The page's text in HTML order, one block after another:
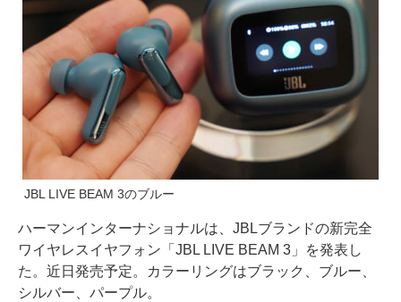
JBL LIVE BEAM 3のブルー
ハーマンインターナショナルは、JBLブランドの新完全
ワイヤレスイヤフォン「JBL LIVE BEAM 3」を発表し
た。近日発売予定。カラーリングはブラック、ブルー、
シルバー、パープル。